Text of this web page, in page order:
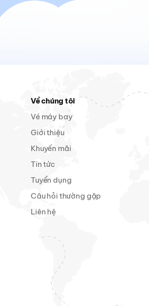
Về chúng tôi
Vé máy bay
Giới thiệu
Khuyến mãi
Tin tức
Tuyển dụng
Câu hỏi thường gặp
Liên hệ